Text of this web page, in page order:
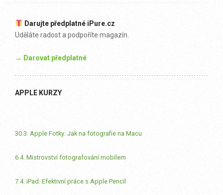
Darujte předplatné iPure.cz
Uděláte radost a podpoříte magazín.
→ Darovat předplatné
APPLE KURZY
30.3. Apple Fotky: Jak na fotografie na Macu
6.4. Mistrovství fotografování mobilem
7.4. iPad: Efektivní práce s Apple Pencil